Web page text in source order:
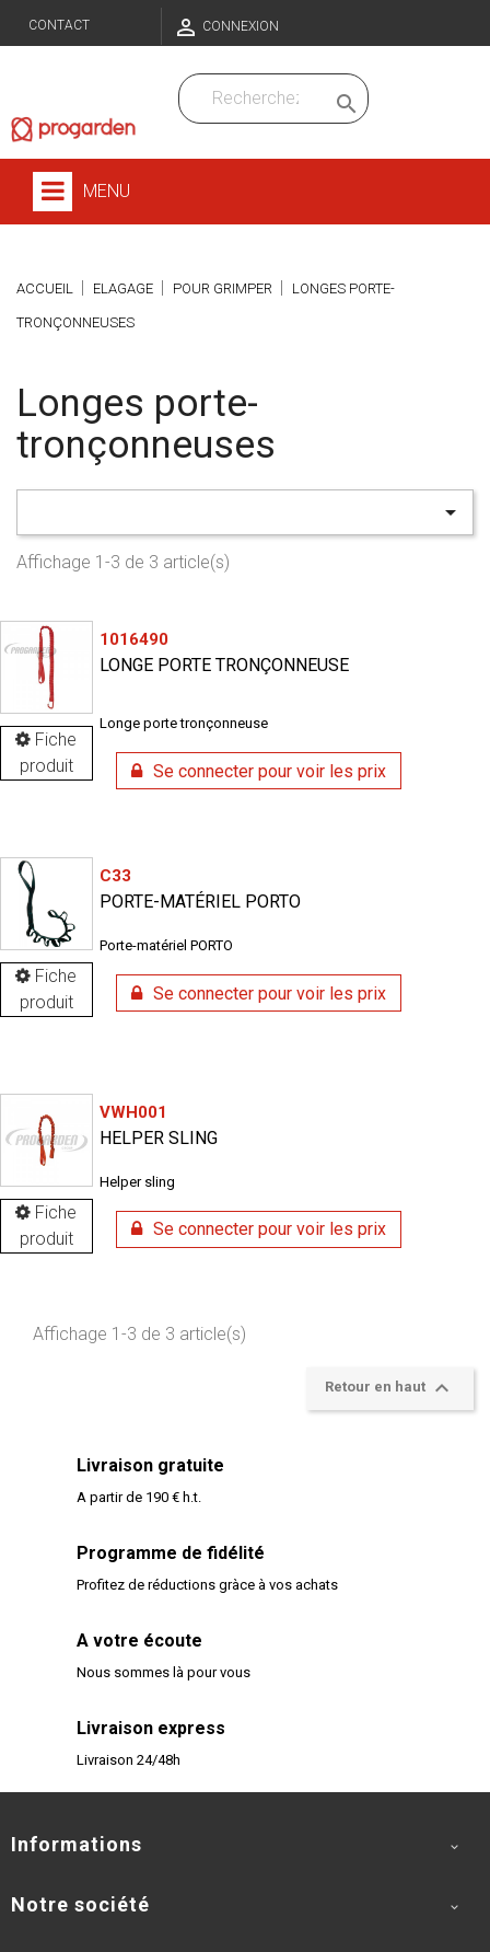
CONTACT  CONNEXION

MENU
ACCUEIL ELAGAGE POUR GRIMPER LONGES PORTE-
TRONÇONNEUSES
Longes porte-
tronçonneuses

Affichage 1-3 de 3 article(s)
Fiche
produit
1016490
LONGE PORTE TRONÇONNEUSE
Longe porte tronçonneuse
Se connecter pour voir les prix
Fiche
produit
C33
PORTE-MATÉRIEL PORTO
Porte-matériel PORTO
Se connecter pour voir les prix
Fiche
produit
VWH001
HELPER SLING
Helper sling
Se connecter pour voir les prix
Affichage 1-3 de 3 article(s)
Retour en haut 
Livraison gratuite
A partir de 190 € h.t.
Programme de fidélité
Profitez de réductions gràce à vos achats
A votre écoute
Nous sommes là pour vous
Livraison express
Livraison 24/48h
Informations 
Notre société 